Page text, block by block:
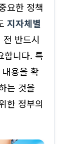
요한 정책
지자체별
전 반드시
합니다. 특
용을 확
는 것을
한 정부의